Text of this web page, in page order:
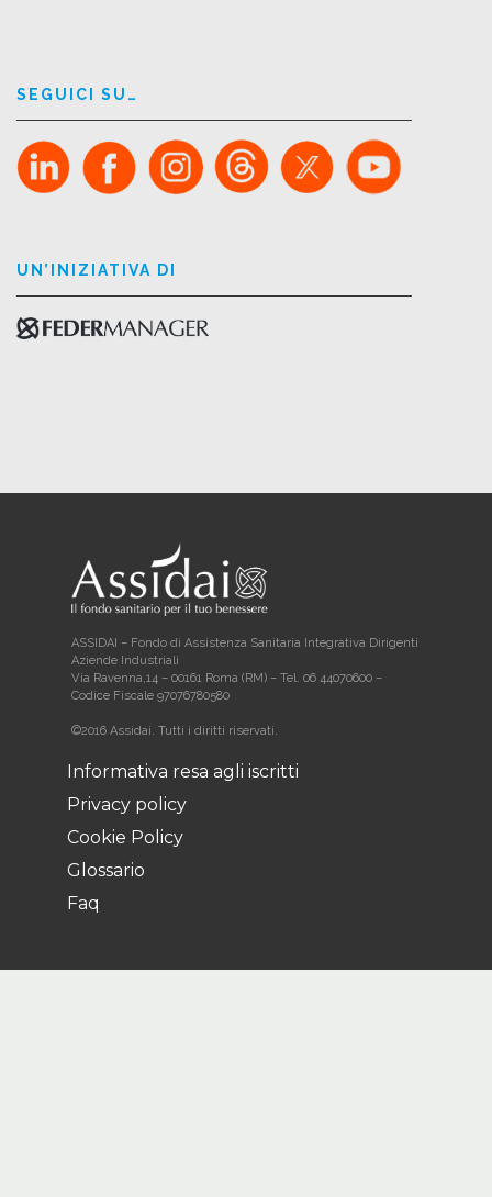
SEGUICI SU…
UN’INIZIATIVA DI
ASSIDAI – Fondo di Assistenza Sanitaria Integrativa Dirigenti
Aziende Industriali
Via Ravenna,14 – 00161 Roma (RM) – Tel. 06 44070600 –
Codice Fiscale 97076780580
©2016 Assidai. Tutti i diritti riservati.
Informativa resa agli iscritti
Privacy policy
Cookie Policy
Glossario
Faq